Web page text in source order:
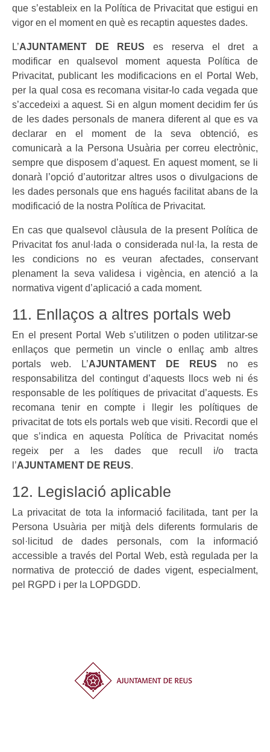
que s’estableix en la Política de Privacitat que estigui en
vigor en el moment en què es recaptin aquestes dades.
L’AJUNTAMENT DE REUS es reserva el dret a
modificar en qualsevol moment aquesta Política de
Privacitat, publicant les modificacions en el Portal Web,
per la qual cosa es recomana visitar-lo cada vegada que
s’accedeixi a aquest. Si en algun moment decidim fer ús
de les dades personals de manera diferent al que es va
declarar en el moment de la seva obtenció, es
comunicarà a la Persona Usuària per correu electrònic,
sempre que disposem d’aquest. En aquest moment, se li
donarà l’opció d’autoritzar altres usos o divulgacions de
les dades personals que ens hagués facilitat abans de la
modificació de la nostra Política de Privacitat.
En cas que qualsevol clàusula de la present Política de
Privacitat fos anul·lada o considerada nul·la, la resta de
les condicions no es veuran afectades, conservant
plenament la seva validesa i vigència, en atenció a la
normativa vigent d’aplicació a cada moment.
11. Enllaços a altres portals web
En el present Portal Web s’utilitzen o poden utilitzar-se
enllaços que permetin un vincle o enllaç amb altres
portals web. L’AJUNTAMENT DE REUS no es
responsabilitza del contingut d’aquests llocs web ni és
responsable de les polítiques de privacitat d’aquests. Es
recomana tenir en compte i llegir les polítiques de
privacitat de tots els portals web que visiti. Recordi que el
que s’indica en aquesta Política de Privacitat només
regeix per a les dades que recull i/o tracta
l’AJUNTAMENT DE REUS.
12. Legislació aplicable
La privacitat de tota la informació facilitada, tant per la
Persona Usuària per mitjà dels diferents formularis de
sol·licitud de dades personals, com la informació
accessible a través del Portal Web, està regulada per la
normativa de protecció de dades vigent, especialment,
pel RGPD i per la LOPDGDD.